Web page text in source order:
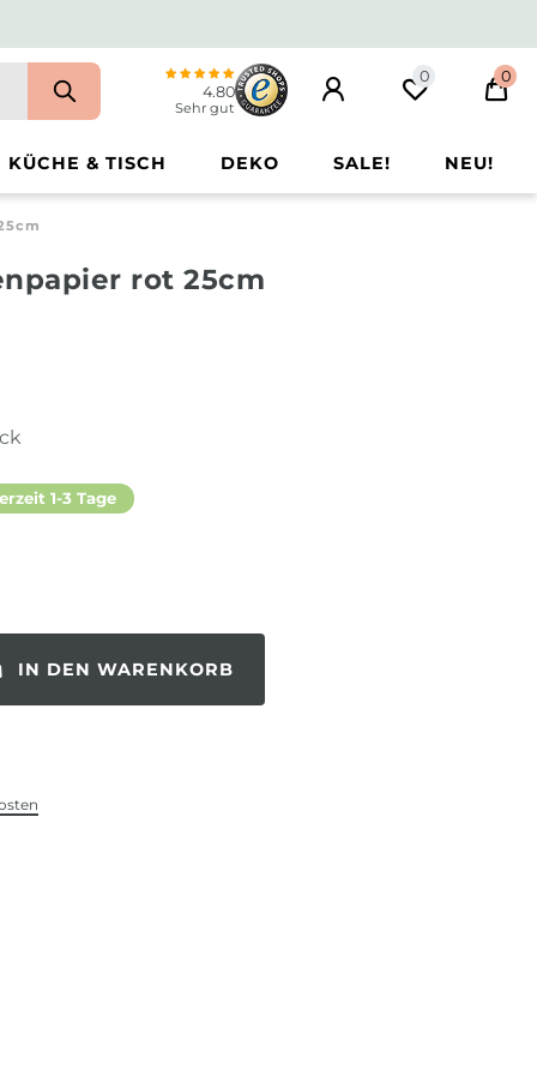
4.80
Sehr gut
0 0
KÜCHE & TISCH DEKO SALE! NEU!
rot 25cm
1-3 Tage
IN DEN WARENKORB